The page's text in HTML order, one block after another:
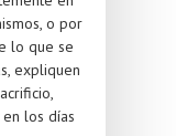
o por
lo que se
expliquen
los días